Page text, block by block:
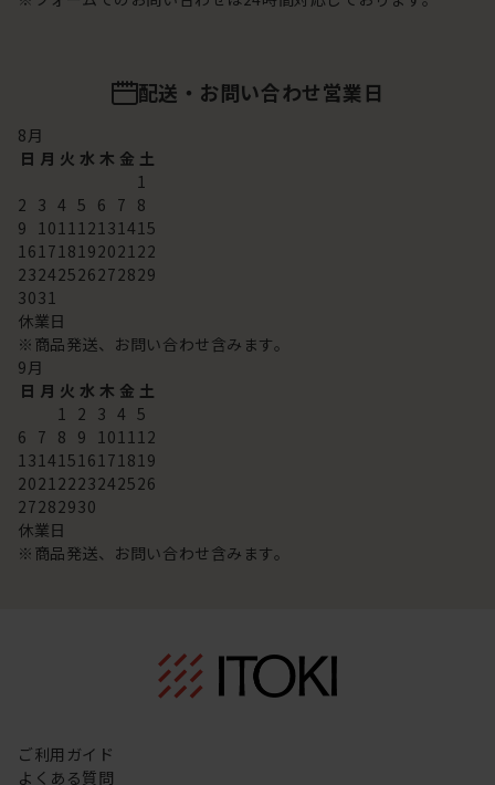
配送・お問い合わせ営業日
8月
日 月 火 水 木 金 土
1
2 3 4 5 6 7 8
9 101112131415
16171819202122
23242526272829
3031
休業日
※商品発送、お問い合わせ含みます。
9月
日 月 火 水 木 金 土
1 2 3 4 5
6 7 8 9 101112
13141516171819
20212223242526
27282930
休業日
※商品発送、お問い合わせ含みます。
ご利用ガイド
よくある質問